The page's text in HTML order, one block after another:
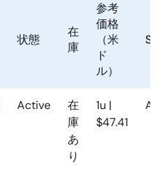
状態
在
庫
参考
価格
（米
ド
ル）
Active
在
庫
あ
り
1u |
$47.41